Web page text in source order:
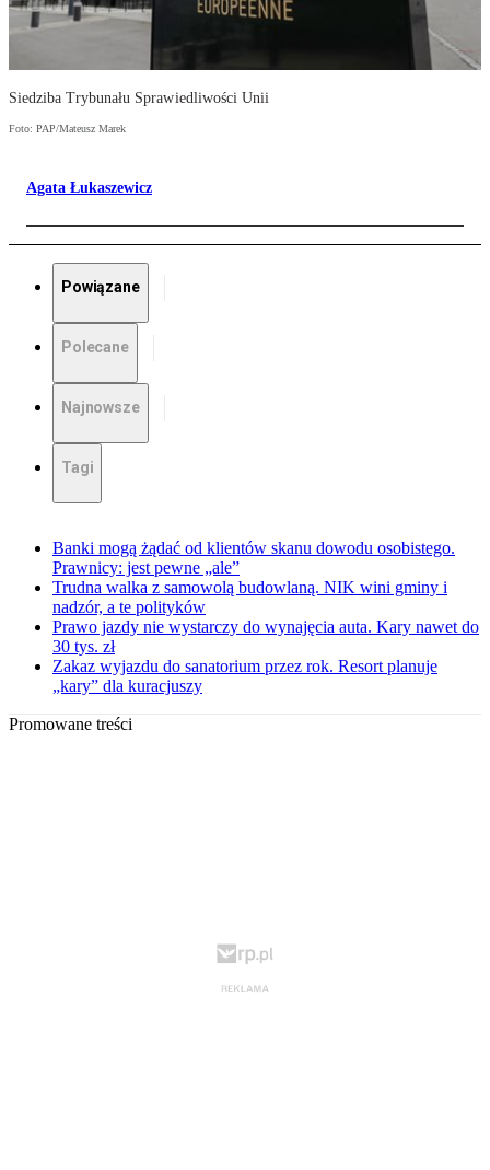
Siedziba Trybunału Sprawiedliwości Unii
Foto: PAP/Mateusz Marek
Agata Łukaszewicz
Powiązane
Polecane
Najnowsze
Tagi
Banki mogą żądać od klientów skanu dowodu osobistego.
Prawnicy: jest pewne „ale”
Trudna walka z samowolą budowlaną. NIK wini gminy i
nadzór, a te polityków
Prawo jazdy nie wystarczy do wynajęcia auta. Kary nawet do
30 tys. zł
Zakaz wyjazdu do sanatorium przez rok. Resort planuje
„kary” dla kuracjuszy
Promowane treści